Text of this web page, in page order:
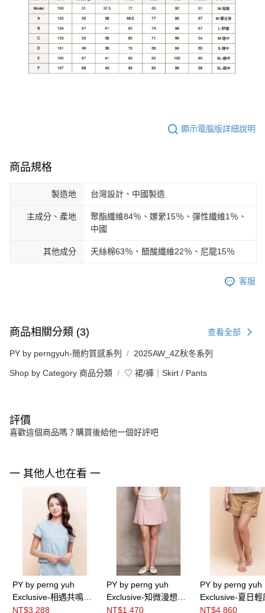
顯示電腦版詳細說明
商品規格
製造地 台灣設計、中國製造
主成分、產地
聚酯纖維84％、嫘縈15％、彈性纖維1％、
中國
其他成分 天絲棉63％、醋酸纖維22％、尼龍15％
客服
商品相關分類 (3) 查看全部
PY by perngyuh-簡約質感系列 2025AW_4Z秋冬系列
Shop by Category 商品分類 ♡ 裙/褲｜Skirt / Pants
評價
喜歡這個商品嗎？購買後給他一個好評吧
一 其他人也在看 一
PY by perng yuh
Exclusive-相遇共鳴褶
飾暗紋短上衣
NT$3,288
PY by perng yuh
Exclusive-知微漫想切
接褶造型短褲裙
NT$1,470
PY by perng yuh
Exclusive-夏日輕
帶飾短褲
NT$4,860